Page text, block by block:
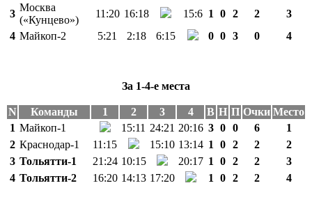
3
Москва
(«Кунцево»)
11:20 16:18 15:6 1 0 2 2
3
4 Майкоп-2 5:21 2:18 6:15 0 0 3 0 4
За 1-4-е места
N Команды 1 2 3 4 В Н П Очки Место
1 Майкоп-1 15:11 24:21 20:16 3 0 0 6
1
2 Краснодар-1 11:15 15:10 13:14 1 0 2 2
2
3 Тольятти-1 21:24 10:15 20:17 1 0 2 2
3
4 Тольятти-2 16:20 14:13 17:20 1 0 2 2 4